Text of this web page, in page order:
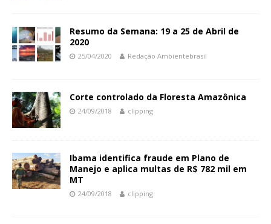
Resumo da Semana: 19 a 25 de Abril de
2020
25/04/2020 Redação Ambientebrasil
Corte controlado da Floresta Amazônica
24/09/2018 clipping
Ibama identifica fraude em Plano de
Manejo e aplica multas de R$ 782 mil em
MT
24/09/2018 clipping